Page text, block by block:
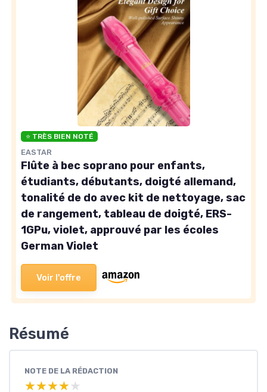
⭐ TRÈS BIEN NOTÉ
EASTAR
Flûte à bec soprano pour enfants,
étudiants, débutants, doigté allemand,
tonalité de do avec kit de nettoyage, sac
de rangement, tableau de doigté, ERS-
1GPu, violet, approuvé par les écoles
German Violet
Voir l'offre
Résumé
NOTE DE LA RÉDACTION
★★★★★
★★★★★